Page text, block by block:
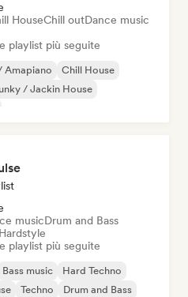
HouseChill outDance music
playlist più seguite
Amapiano
Chill House
/ Jackin House
musicDrum and Bass
playlist più seguite
Bass music
Hard Techno
Techno
Drum and Bass